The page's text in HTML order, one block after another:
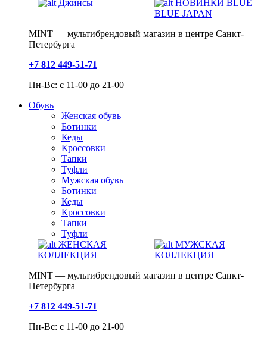
Джинсы
НОВИНКИ BLUE
BLUE JAPAN
MINT — мультибрендовый магазин в центре Санкт-
Петербурга
+7 812 449-51-71
Пн-Вс: с 11-00 до 21-00
Обувь
Женская обувь
Ботинки
Кеды
Кроссовки
Тапки
Туфли
Мужская обувь
Ботинки
Кеды
Кроссовки
Тапки
Туфли
ЖЕНСКАЯ
КОЛЛЕКЦИЯ
МУЖСКАЯ
КОЛЛЕКЦИЯ
MINT — мультибрендовый магазин в центре Санкт-
Петербурга
+7 812 449-51-71
Пн-Вс: с 11-00 до 21-00